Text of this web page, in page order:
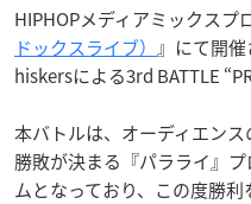
HIPHOPメディアミックスプ
ドックスライブ） 』にて開催
hiskersによる3rd BATTLE
本バトルは、オーディエン
勝敗が決まる『パラライ』
ムとなっており、この度勝